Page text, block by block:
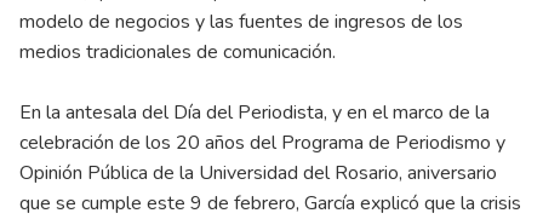
modelo de negocios y las fuentes de ingresos de los
medios tradicionales de comunicación.
En la antesala del Día del Periodista, y en el marco de la
celebración de los 20 años del Programa de Periodismo y
Opinión Pública de la Universidad del Rosario, aniversario
que se cumple este 9 de febrero, García explicó que la crisis